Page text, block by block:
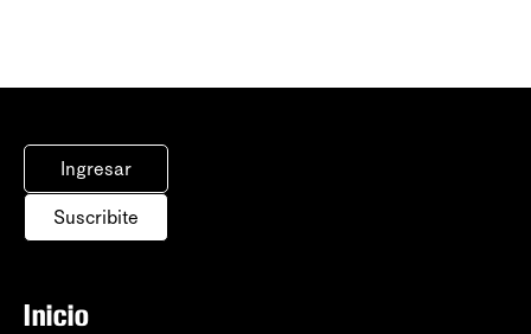
Ingresar
Suscribite
Inicio